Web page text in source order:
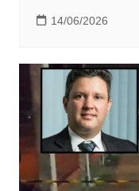
14/06/2026